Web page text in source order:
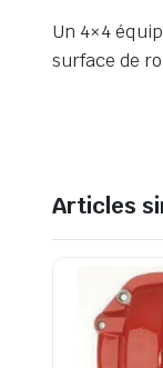
Un 4×4
surface de
Articles